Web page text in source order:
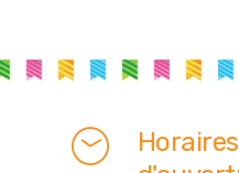
Horaires